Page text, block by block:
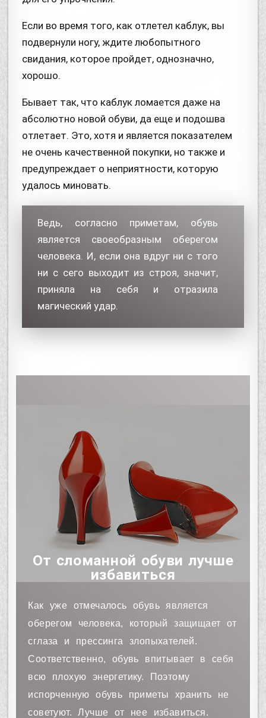
Если во время того, как отлетел каблук, вы
подвернули ногу, ждите любопытного
свидания, которое пройдет, однозначно,
хорошо.
Бывает так, что каблук ломается даже на
абсолютно новой обуви, да еще и подошва
отлетает. Это, хотя и является показателем
не очень качественной покупки, но также и
предупреждает о неприятности, которую
удалось миновать.
Ведь, согласно приметам, обувь
является своеобразным оберегом
человека. И, если она вдруг ни с того
ни с сего выходит из строя, значит,
приняла на себя и отразила
магический удар.
От сломанной обуви лучше
избавиться
Как уже отмечалось обувь является
оберегом человека, который защищает от
сглаза и прессинга злопыхателей.
Соответственно, обувь впитывает в себя
всю плохую энергетику. Поэтому
испорченную обувь приметы хранить не
советуют. Лучше от нее избавиться.